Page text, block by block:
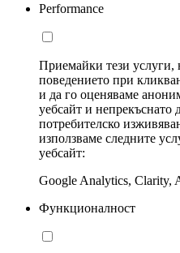
Performance
Приемайки тези услуги,
поведението при
и да го оценяваме
уебсайт и непрекъснато
потребителско
използваме следните
уебсайт:
Google Analytics, Clarity,
Функционалност